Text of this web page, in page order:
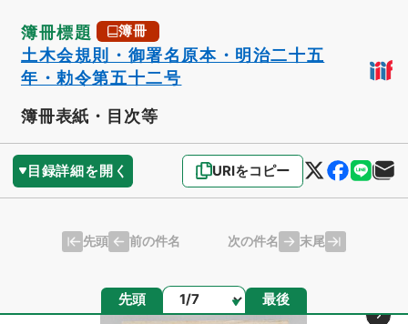
簿冊標題 簿冊
土木会規則・御署名原本・明治二十五
年・勅令第五十二号
簿冊表紙・目次等
目録詳細を開く URIをコピー
先頭 前の件名 次の件名 末尾
先頭 ページ 最後